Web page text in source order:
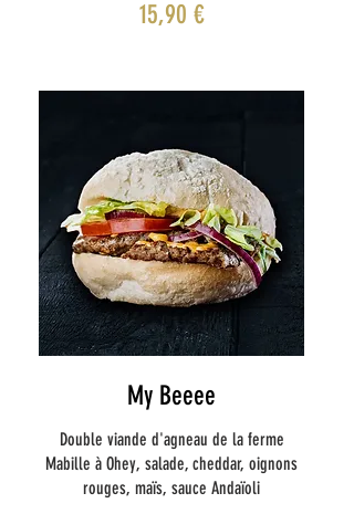
15,90 €
My Beeee
Double viande d'agneau de la ferme
Mabille à Ohey, salade, cheddar, oignons
rouges, maïs, sauce Andaïoli